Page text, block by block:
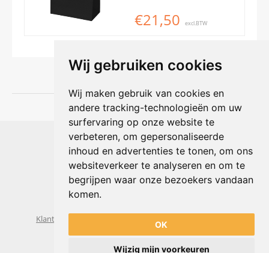
Wij gebruiken cookies
Wij maken gebruik van cookies en
andere tracking-technologieën om uw
surfervaring op onze website te
verbeteren, om gepersonaliseerde
inhoud en advertenties te tonen, om ons
websiteverkeer te analyseren en om te
begrijpen waar onze bezoekers vandaan
komen.
OK
Wijzig mijn voorkeuren
€21,50 excl.BTW
Shophouse online
Max Planckstraat 4
6716 BE Ede, Nederland
Telefoon:+31(0)318 618 121
E-mail: info@shophouse.nl
Geopend: ma t/m vr 09:00-17:00 uur
Klantenservice
Algemene voorwaarden